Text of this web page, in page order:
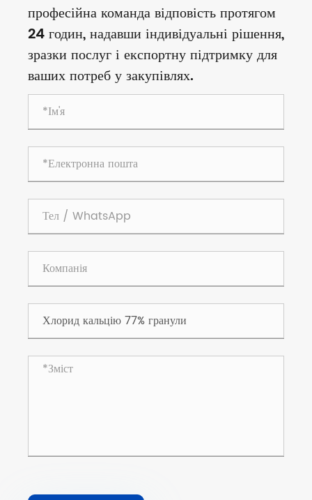
професійна команда відповість протягом
24 годин, надавши індивідуальні рішення,
зразки послуг і експортну підтримку для
ваших потреб у закупівлях.